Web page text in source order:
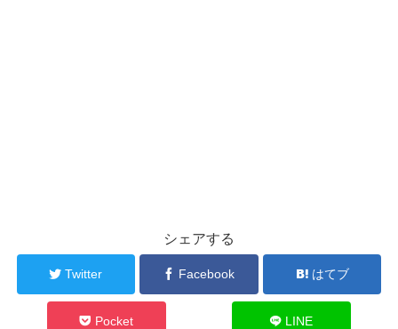
シェアする
Twitter Facebook はてブ
Pocket LINE